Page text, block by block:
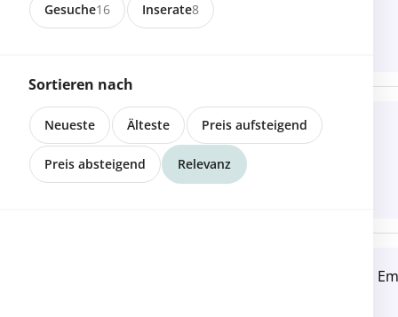
Gesuche16 Inserate8
Sortieren nach
Neueste Älteste Preis aufsteigend
Preis absteigend Relevanz
8499 Sternenberg
Suche Heu und Emd
Suche: Raufutter (Heu,